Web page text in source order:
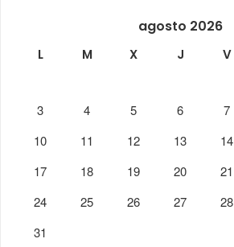
agosto 2026
L M X J V
3
4 5 6 7
10
11 12 13 14
17
18 19 20 21
24
25 26 27 28
31